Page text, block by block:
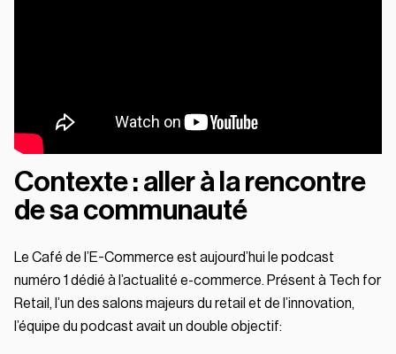
Contexte : aller à la rencontre
de sa communauté
Le Café de l’E-Commerce est aujourd’hui le podcast
numéro 1 dédié à l’actualité e-commerce. Présent à Tech for
Retail, l’un des salons majeurs du retail et de l’innovation,
l’équipe du podcast avait un double objectif: